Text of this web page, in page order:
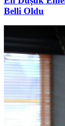
Belli Oldu